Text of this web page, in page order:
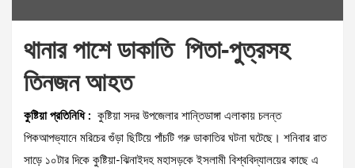
থানার পাশে ডাকাতি পিতা-পুত্রসহ
তিনজন আহত
কুষ্টিয়া প্রতিনিধি : কুষ্টিয়া সদর উপজেলার শান্তিডাঙ্গা এলাকায় চলন্ত
পিকআপভ্যানে মরিচের গুঁড়া ছিটিয়ে পাঁচটি গরু ডাকাতির ঘটনা ঘটেছে। শনিবার রাত
সাড়ে ১০টার দিকে কুষ্টিয়া-ঝিনাইদহ মহাসড়কে ইসলামী বিশ্ববিদ্যালয়ের কাছে এ